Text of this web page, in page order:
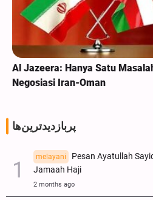
Al Jazeera: Hanya Satu
Negosiasi Iran-Oman
پربازدیدترین‌ها
melayani
Pesan Ayatullah
Jamaah Haji
2 months ago